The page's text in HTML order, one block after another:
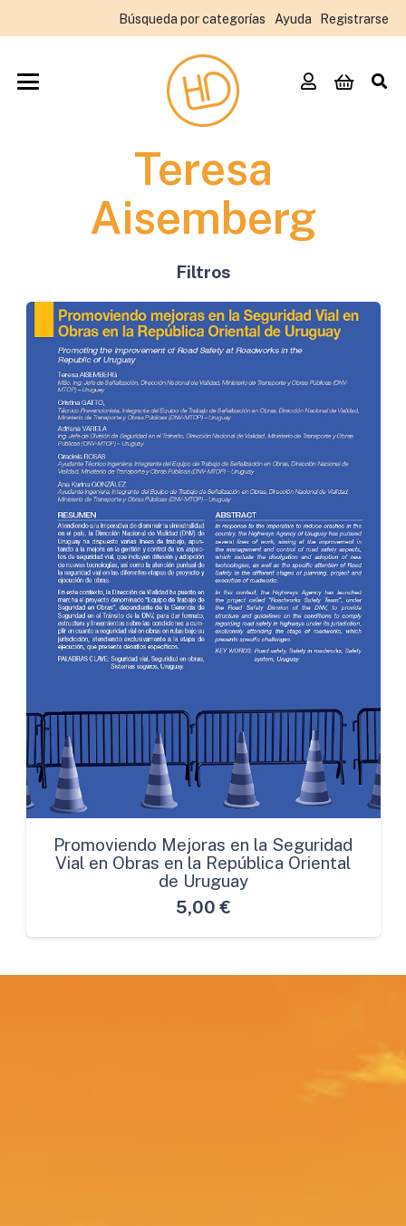
Búsqueda por categorías Ayuda Registrarse
Teresa
Aisemberg
Filtros
Promoviendo Mejoras en la Seguridad
Vial en Obras en la República Oriental
de Uruguay
5,00 €